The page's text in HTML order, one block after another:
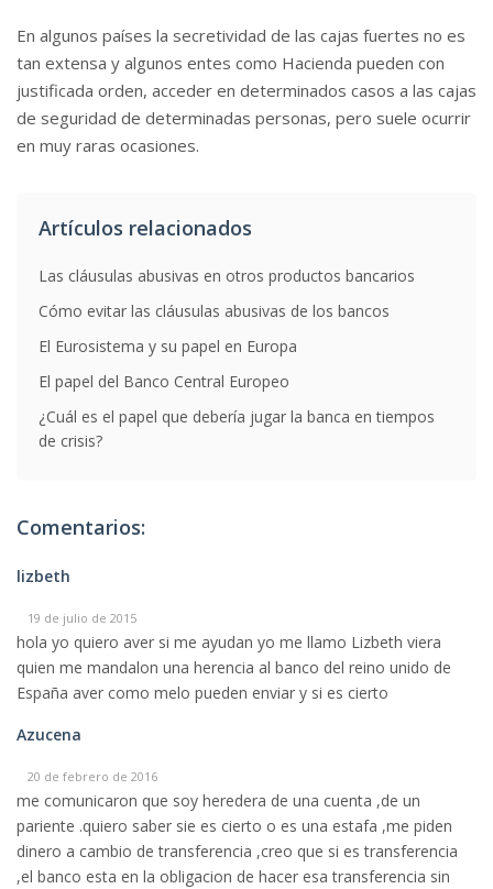
En algunos países la secretividad de las cajas fuertes no es
tan extensa y algunos entes como Hacienda pueden con
justificada orden, acceder en determinados casos a las cajas
de seguridad de determinadas personas, pero suele ocurrir
en muy raras ocasiones.
Artículos relacionados
Las cláusulas abusivas en otros productos bancarios
Cómo evitar las cláusulas abusivas de los bancos
El Eurosistema y su papel en Europa
El papel del Banco Central Europeo
¿Cuál es el papel que debería jugar la banca en tiempos
de crisis?
Comentarios:
lizbeth
19 de julio de 2015
hola yo quiero aver si me ayudan yo me llamo Lizbeth viera
quien me mandalon una herencia al banco del reino unido de
España aver como melo pueden enviar y si es cierto
Azucena
20 de febrero de 2016
me comunicaron que soy heredera de una cuenta ,de un
pariente .quiero saber sie es cierto o es una estafa ,me piden
dinero a cambio de transferencia ,creo que si es transferencia
,el banco esta en la obligacion de hacer esa transferencia sin